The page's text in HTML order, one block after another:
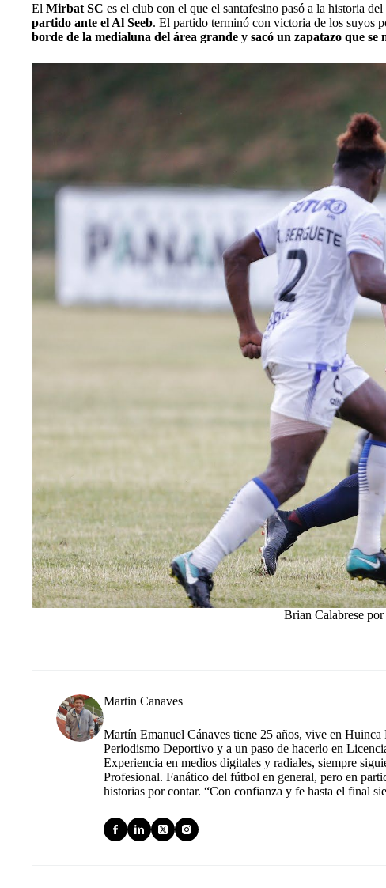
El Mirbat SC es el club con el que el santafesino pasó a la historia
partido ante el Al Seeb. El partido terminó con victoria de los suyos
borde de la medialuna del área grande y sacó un zapatazo que se
Brian Calabrese
Martin Canaves
Martín Emanuel Cánaves tiene 25 años, vive en
Periodismo Deportivo y a un paso de hacerlo en
Experiencia en medios digitales y radiales, siempre
Profesional. Fanático del fútbol en general, pero en
historias por contar. “Con confianza y fe hasta el final